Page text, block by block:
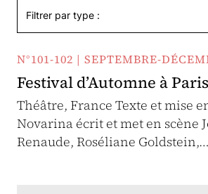
Filtrer par type :
N°101-102 | SEPTEMBRE-
Festival d’Automne à
Théâtre, France Texte et mise
Novarina écrit et met en scène
Renaude, Roséliane Goldstein,…